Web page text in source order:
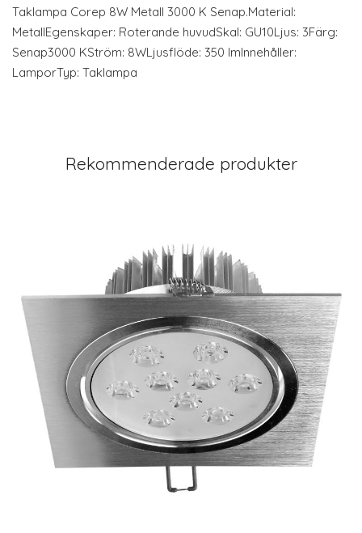
Taklampa Corep 8W Metall 3000 K Senap.Material:
MetallEgenskaper: Roterande huvudSkal: GU10Ljus: 3Färg:
Senap3000 KStröm: 8WLjusflöde: 350 lmInnehåller:
LamporTyp: Taklampa
Rekommenderade produkter